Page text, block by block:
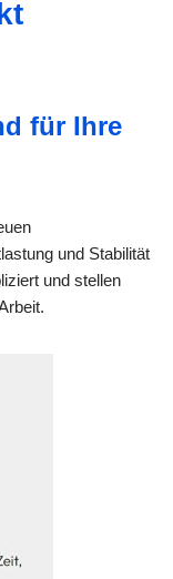
für Ihre
und Stabilität
und stellen